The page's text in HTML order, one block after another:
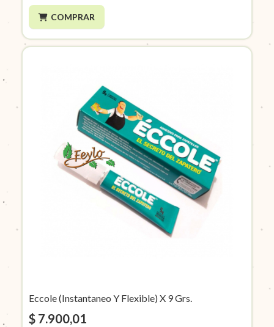
COMPRAR
Eccole (Instantaneo Y Flexible) X 9 Grs.
$ 7.900,01